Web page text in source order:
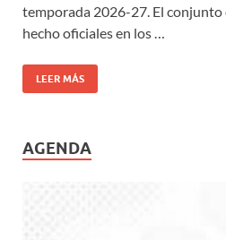
temporada 2026-27. El conjunto
hecho oficiales en los …
LEER MÁS
AGENDA